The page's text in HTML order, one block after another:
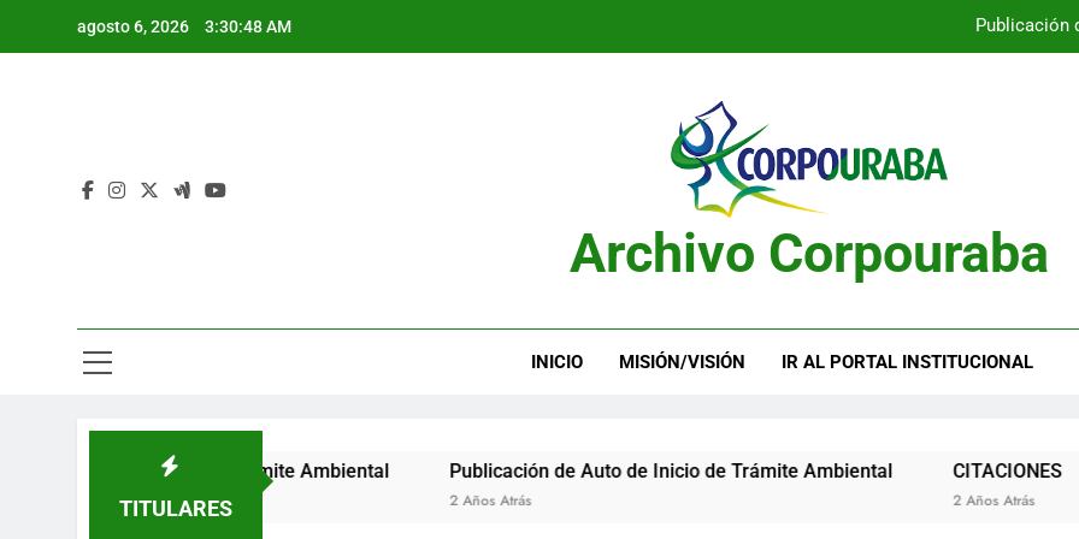
agosto 6, 2026 3:30:48 AM Publicación
Publicación
Archivo Corpouraba
INICIO MISIÓN/VISIÓN IR AL PORTAL INSTITUCIONAL
TITULARES
de Inicio de Trámite Ambiental Publicación de Auto de Inicio de Trámite Ambiental CITACIONES